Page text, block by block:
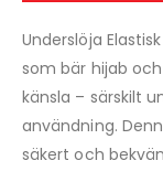
Underslöja
som bär hijab
känsla – särskilt
användning.
säkert och